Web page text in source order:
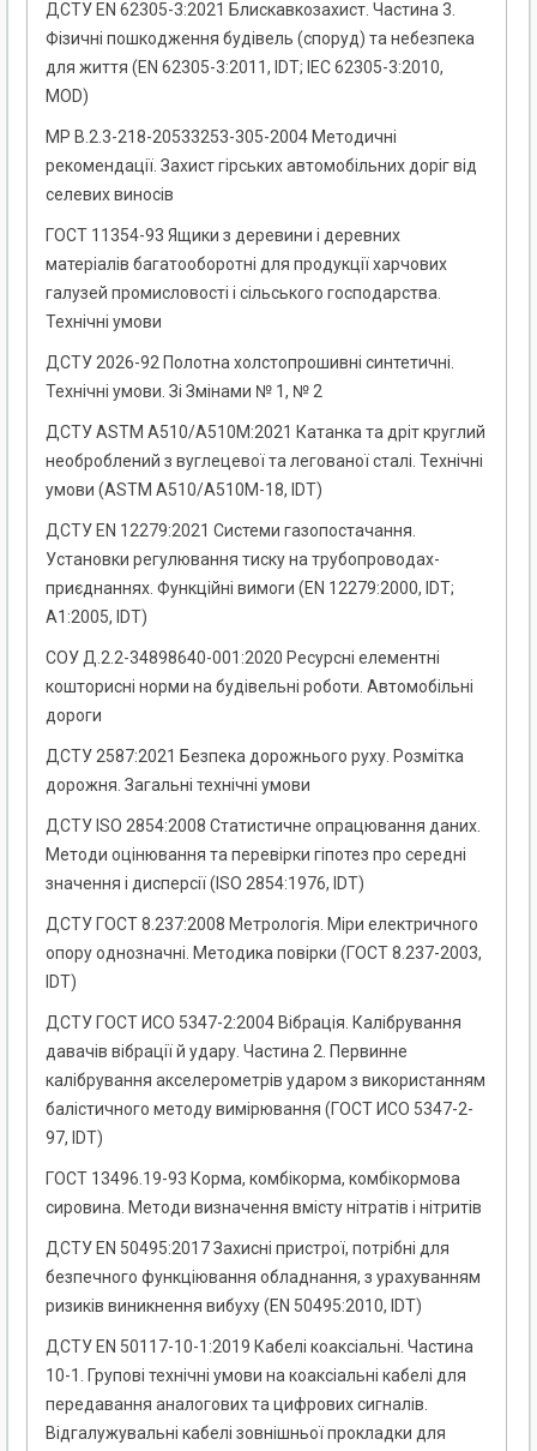
ДСТУ EN 62305-3:2021 Блискавкозахист. Частина 3.
Фізичні пошкодження будівель (споруд) та небезпека
для життя (EN 62305-3:2011, IDТ; ІЕС 62305-3:2010,
MOD)
МР В.2.3-218-20533253-305-2004 Методичні
рекомендації. Захист гірських автомобільних доріг від
селевих виносів
ГОСТ 11354-93 Ящики з деревини і деревних
матеріалів багатооборотні для продукції харчових
галузей промисловості і сільського господарства.
Технічні умови
ДСТУ 2026-92 Полотна холстопрошивні синтетичні.
Технічні умови. Зі Змінами № 1, № 2
ДСТУ ASTM A510/A510M:2021 Катанка та дріт круглий
необроблений з вуглецевої та легованої сталі. Технічні
умови (ASTM A510/A510M-18, IDT)
ДСТУ EN 12279:2021 Системи газопостачання.
Установки регулювання тиску на трубопроводах-
приєднаннях. Функційні вимоги (EN 12279:2000, IDT;
А1:2005, IDT)
СОУ Д.2.2-34898640-001:2020 Ресурсні елементні
кошторисні норми на будівельні роботи. Автомобільні
дороги
ДСТУ 2587:2021 Безпека дорожнього руху. Розмітка
дорожня. Загальні технічні умови
ДСТУ ISO 2854:2008 Статистичне опрацювання даних.
Методи оцінювання та перевірки гіпотез про середні
значення і дисперсії (ISO 2854:1976, IDT)
ДСТУ ГОСТ 8.237:2008 Метрологія. Міри електричного
опору однозначні. Методика повірки (ГОСТ 8.237-2003,
IDT)
ДСТУ ГОСТ ИСО 5347-2:2004 Вібрація. Калібрування
давачів вібрації й удару. Частина 2. Первинне
калібрування акселерометрів ударом з використанням
балістичного методу вимірювання (ГОСТ ИСО 5347-2-
97, IDT)
ГОСТ 13496.19-93 Корма, комбікорма, комбікормова
сировина. Методи визначення вмісту нітратів і нітритів
ДСТУ EN 50495:2017 Захисні пристрої, потрібні для
безпечного функціювання обладнання, з урахуванням
ризиків виникнення вибуху (EN 50495:2010, IDT)
ДСТУ EN 50117-10-1:2019 Кабелі коаксіальні. Частина
10-1. Групові технічні умови на коаксіальні кабелі для
передавання аналогових та цифрових сигналів.
Відгалужувальні кабелі зовнішньої прокладки для